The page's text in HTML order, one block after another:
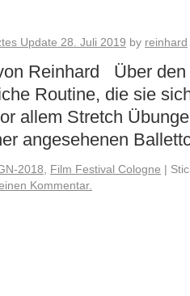
Update 28. Juli 2019 by reinhard
Reinhard Über den
Routine, die sie
allem Stretch
angesehenen
2018 Film Festival Cologne |
Kommentar.